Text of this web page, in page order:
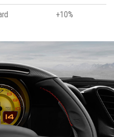
+10%